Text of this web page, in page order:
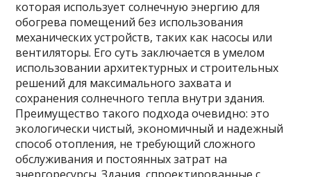
которая использует солнечную энергию для
обогрева помещений без использования
механических устройств, таких как насосы или
вентиляторы. Его суть заключается в умелом
использовании архитектурных и строительных
решений для максимального захвата и
сохранения солнечного тепла внутри здания.
Преимущество такого подхода очевидно: это
экологически чистый, экономичный и надежный
способ отопления, не требующий сложного
обслуживания и постоянных затрат на